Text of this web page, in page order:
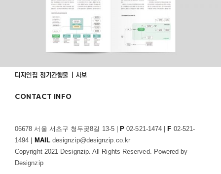
디자인집 정기간행물 | 사보
CONTACT INFO
06678 서울 서초구 청두곶8길 13-5 | P 02-521-1474 | F 02-521-
1494 |
MAIL designzip@designzip.co.kr
Copyright 2021 Designzip. All Rights Reserved. Powered by
Designzip